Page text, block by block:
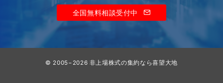
全国無料相談受付中
© 2005−2026 非上場株式の集約なら喜望大地